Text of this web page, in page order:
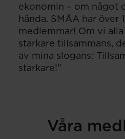
ekonomin – om något
hända. SMÅA har över
medlemmar! Om vi
starkare tillsammans,
av mina slogans:
starkare!”
Våra